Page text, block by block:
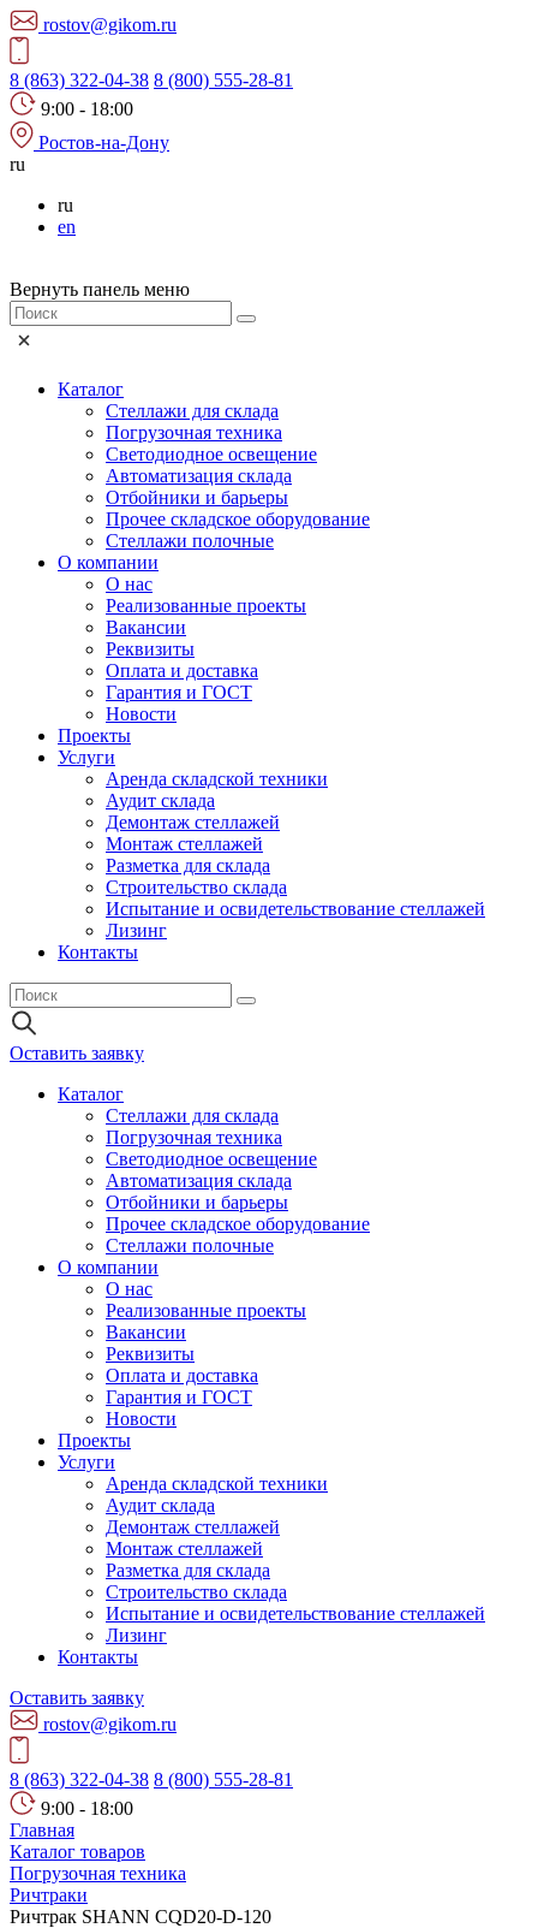
rostov@gikom.ru
8 (863) 322-04-38 8 (800) 555-28-81
9:00 - 18:00
Ростов-на-Дону
ru
ru
en
Вернуть панель меню
Каталог
Стеллажи для склада
Погрузочная техника
Светодиодное освещение
Автоматизация склада
Отбойники и барьеры
Прочее складское оборудование
Стеллажи полочные
О компании
О нас
Реализованные проекты
Вакансии
Реквизиты
Оплата и доставка
Гарантия и ГОСТ
Новости
Проекты
Услуги
Аренда складской техники
Аудит склада
Демонтаж стеллажей
Монтаж стеллажей
Разметка для склада
Строительство склада
Испытание и освидетельствование стеллажей
Лизинг
Контакты
Оставить заявку
Каталог
Стеллажи для склада
Погрузочная техника
Светодиодное освещение
Автоматизация склада
Отбойники и барьеры
Прочее складское оборудование
Стеллажи полочные
О компании
О нас
Реализованные проекты
Вакансии
Реквизиты
Оплата и доставка
Гарантия и ГОСТ
Новости
Проекты
Услуги
Аренда складской техники
Аудит склада
Демонтаж стеллажей
Монтаж стеллажей
Разметка для склада
Строительство склада
Испытание и освидетельствование стеллажей
Лизинг
Контакты
Оставить заявку
rostov@gikom.ru
8 (863) 322-04-38 8 (800) 555-28-81
9:00 - 18:00
Главная
Каталог товаров
Погрузочная техника
Ричтраки
Ричтрак SHANN CQD20-D-120